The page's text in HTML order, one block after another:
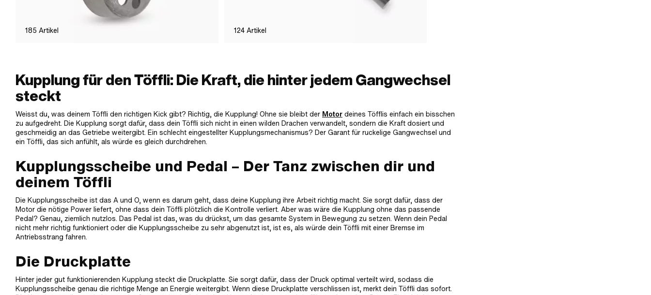
185 Artikel 124Artikel
Kupplung für den Töffli: Die Kraft, die hinter jedem Gangwechsel
steckt
Weisst du, was deinem Töffli den richtigen Kick gibt? Richtig, die Kupplung! Ohne sie bleibt der Motor deines Töfflis einfach ein bisschen
zu aufgedreht. Die Kupplung sorgt dafür, dass dein Töffli sich nicht in einen wilden Drachen verwandelt, sondern die Kraft dosiert und
geschmeidig an das Getriebe weitergibt. Ein schlecht eingestellter Kupplungsmechanismus? Der Garant für ruckelige Gangwechsel und
ein Töffli, das sich anfühlt, als würde es gleich durchdrehen.
Kupplungsscheibe und Pedal – Der Tanz zwischen dir und
deinem Töffli
Die Kupplungsscheibe ist das A und O, wenn es darum geht, dass deine Kupplung ihre Arbeit richtig macht. Sie sorgt dafür, dass der
Motor die nötige Power liefert, ohne dass dein Töffli plötzlich die Kontrolle verliert. Aber was wäre die Kupplung ohne das passende
Pedal? Genau, ziemlich nutzlos. Das Pedal ist das, was du drückst, um das gesamte System in Bewegung zu setzen. Wenn dein Pedal
nicht mehr richtig funktioniert oder die Kupplungsscheibe zu sehr abgenutzt ist, ist es, als würde dein Töffli mit einer Bremse im
Antriebsstrang fahren.
Die Druckplatte
Hinter jeder gut funktionierenden Kupplung steckt die Druckplatte. Sie sorgt dafür, dass der Druck optimal verteilt wird, sodass die
Kupplungsscheibe genau die richtige Menge an Energie weitergibt. Wenn diese Druckplatte verschlissen ist, merkt dein Töffli das sofort.